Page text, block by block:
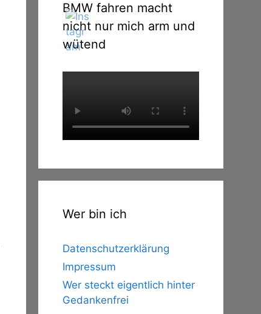
BMW fahren macht
nicht nur mich arm und
wütend
Wer bin ich
Datenschutzerklärung
Impressum
Wer steckt eigentlich hinter
Gedankenfrei